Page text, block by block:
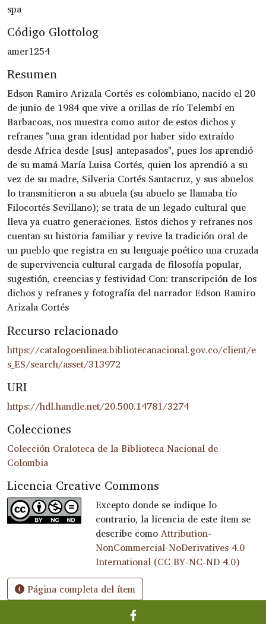
spa
Código Glottolog
amer1254
Resumen
Edson Ramiro Arizala Cortés es colombiano, nacido el 20
de junio de 1984 que vive a orillas de río Telembí en
Barbacoas, nos muestra como autor de estos dichos y
refranes "una gran identidad por haber sido extraído
desde Africa desde [sus] antepasados", pues los aprendió
de su mamá María Luisa Cortés, quien los aprendió a su
vez de su madre, Silveria Cortés Santacruz, y sus abuelos
lo transmitieron a su abuela (su abuelo se llamaba tío
Filocortés Sevillano); se trata de un legado cultural que
lleva ya cuatro generaciones. Estos dichos y refranes nos
cuentan su historia familiar y revive la tradición oral de
un pueblo que registra en su lenguaje poético una cruzada
de supervivencia cultural cargada de filosofía popular,
sugestión, creencias y festividad Con: transcripción de los
dichos y refranes y fotografía del narrador Edson Ramiro
Arizala Cortés
Recurso relacionado
https://catalogoenlinea.bibliotecanacional.gov.co/client/e
s_ES/search/asset/313972
URI
https://hdl.handle.net/20.500.14781/3274
Colecciones
Colección Oraloteca de la Biblioteca Nacional de
Colombia
Licencia Creative Commons
Excepto donde se indique lo
contrario, la licencia de este ítem se
describe comoAttribution-
NonCommercial-NoDerivatives 4.0
International (CC BY-NC-ND 4.0)
Página completa del ítem